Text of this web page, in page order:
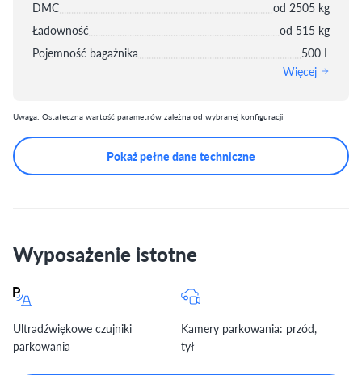
DMC
od 2505 kg
Ładowność
od 515 kg
Pojemność bagażnika
500 L
Więcej
Uwaga: Ostateczna wartość parametrów zależna od wybranej konfiguracji
Pokaż pełne dane techniczne
Wyposażenie istotne
Ultradźwiękowe czujniki
parkowania
Kamery parkowania: przód,
tył